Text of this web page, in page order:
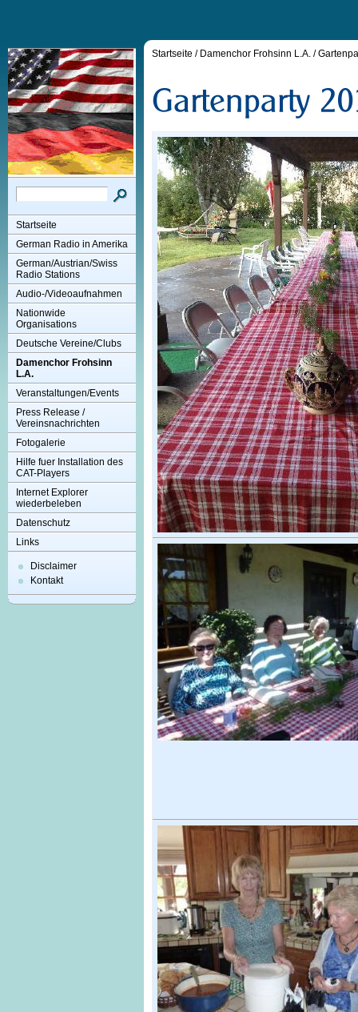
Startseite
German Radio in Amerika
German/Austrian/Swiss
Radio Stations
Audio-/Videoaufnahmen
Nationwide
Organisations
Deutsche Vereine/Clubs
Damenchor Frohsinn
L.A.
Veranstaltungen/Events
Press Release /
Vereinsnachrichten
Fotogalerie
Hilfe fuer Installation des
CAT-Players
Internet Explorer
wiederbeleben
Datenschutz
Links
Disclaimer
Kontakt
Startseite / Damenchor Frohsinn L.A. /